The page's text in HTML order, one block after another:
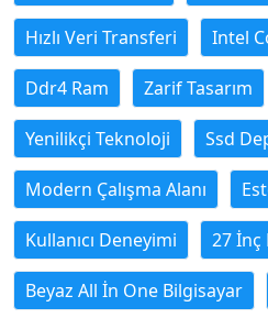
Hızlı Veri Transferi Intel
Ddr4 Ram Zarif Tasarım
Yenilikçi Teknoloji Ssd
Modern Çalışma Alanı
Kullanıcı Deneyimi 27 İnç
Beyaz All İn One Bilgisayar